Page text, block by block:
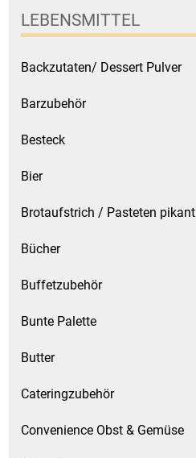
LEBENSMITTEL
Backzutaten/ Dessert Pulver
Barzubehör
Besteck
Bier
Brotaufstrich / Pasteten pikant
Bücher
Buffetzubehör
Bunte Palette
Butter
Cateringzubehör
Convenience Obst & Gemüse